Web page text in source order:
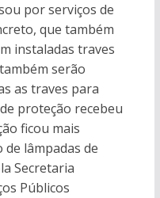
por serviços de
que também
instaladas traves
serão
as traves para
proteção recebeu
ficou mais
lâmpadas de
Secretaria
Públicos